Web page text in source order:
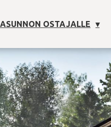
ASUNNON OSTAJALLE